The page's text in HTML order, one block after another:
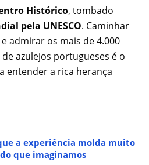
Histórico, tombado
pela UNESCO. Caminhar
admirar os mais de 4.000
azulejos portugueses é o
entender a rica herança
a experiência molda muito
que imaginamos